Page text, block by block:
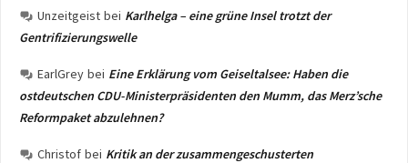
Unzeitgeist bei Karlhelga – eine grüne Insel trotzt der
Gentrifizierungswelle
EarlGrey bei Eine Erklärung vom Geiseltalsee: Haben die
ostdeutschen CDU-Ministerpräsidenten den Mumm, das Merz’sche
Reformpaket abzulehnen?
Christof bei Kritik an der zusammengeschusterten